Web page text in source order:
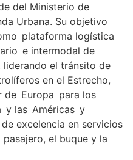
del Ministerio de
Urbana. Su objetivo
plataforma logística
e intermodal de
el tránsito de
en el Estrecho,
de Europa para los
y las Américas y
excelencia en servicios
el buque y la